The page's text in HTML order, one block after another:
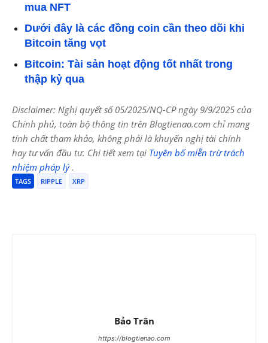
mua NFT
Dưới đây là các đồng coin cần theo dõi khi
Bitcoin tăng vọt
Bitcoin: Tài sản hoạt động tốt nhất trong
thập kỷ qua
Disclaimer: Nghị quyết số 05/2025/NQ-CP ngày 9/9/2025 của
Chính phủ, toàn bộ thông tin trên Blogtienao.com chỉ mang
tính chất tham khảo, không phải là khuyến nghị tài chính
hay tư vấn đầu tư. Chi tiết xem tại Tuyên bố miễn trừ trách
nhiệm pháp lý.
TAGS RIPPLE XRP
Bảo Trân
https://blogtienao.com